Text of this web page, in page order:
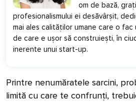
om de bază,
profesionalismului ei desăvârșit,
mai ales calităților umane care o
de care e ușor să construiești, în
inerente unui start-up.
Printre nenumăratele sarcini,
limită cu care te confrunți,